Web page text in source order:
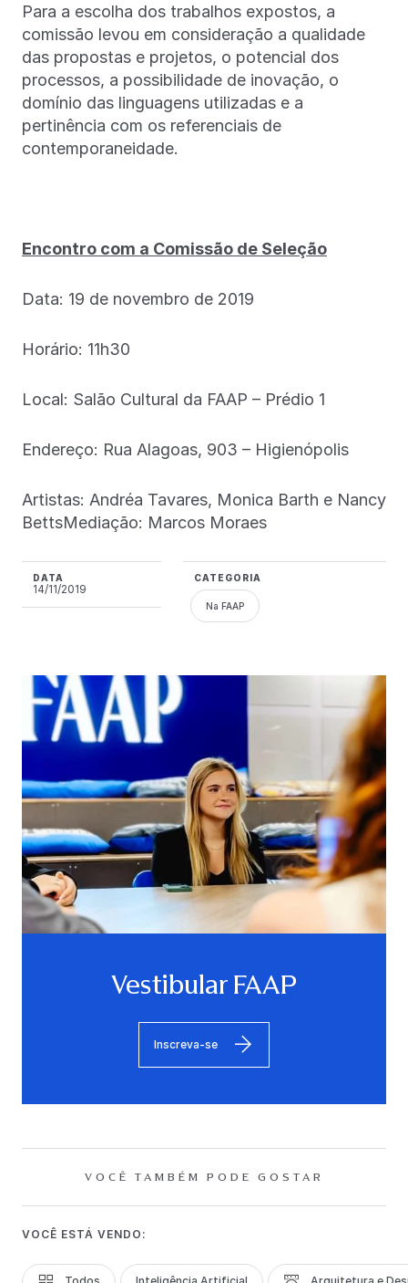
Para a escolha dos trabalhos expostos, a
comissão levou em consideração a qualidade
das propostas e projetos, o potencial dos
processos, a possibilidade de inovação, o
domínio das linguagens utilizadas e a
pertinência com os referenciais de
contemporaneidade.
Encontro com a Comissão de Seleção
Data: 19 de novembro de 2019
Horário: 11h30
Local: Salão Cultural da FAAP – Prédio 1
Endereço: Rua Alagoas, 903 – Higienópolis
Artistas: Andréa Tavares, Monica Barth e Nancy
BettsMediação: Marcos Moraes
DATA
14/11/2019
CATEGORIA
Na FAAP
Vestibular FAAP
Inscreva-se
VOCÊ TAMBÉM PODE GOSTAR
VOCÊ ESTÁ VENDO: